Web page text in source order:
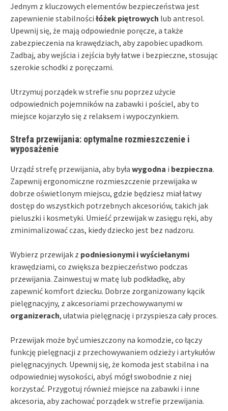
Jednym z kluczowych elementów bezpieczeństwa jest
zapewnienie stabilności łóżek piętrowych lub antresol.
Upewnij się, że mają odpowiednie poręcze, a także
zabezpieczenia na krawędziach, aby zapobiec upadkom.
Zadbaj, aby wejścia i zejścia były łatwe i bezpieczne, stosując
szerokie schodki z poręczami.
Utrzymuj porządek w strefie snu poprzez użycie
odpowiednich pojemników na zabawki i pościel, aby to
miejsce kojarzyło się z relaksem i wypoczynkiem.
Strefa przewijania: optymalne rozmieszczenie i
wyposażenie
Urządź strefę przewijania, aby była wygodna i bezpieczna.
Zapewnij ergonomiczne rozmieszczenie przewijaka w
dobrze oświetlonym miejscu, gdzie będziesz miał łatwy
dostęp do wszystkich potrzebnych akcesoriów, takich jak
pieluszki i kosmetyki. Umieść przewijak w zasięgu ręki, aby
zminimalizować czas, kiedy dziecko jest bez nadzoru.
Wybierz przewijak z podniesionymi i wyściełanymi
krawędziami, co zwiększa bezpieczeństwo podczas
przewijania. Zainwestuj w matę lub podkładkę, aby
zapewnić komfort dziecku. Dobrze zorganizowany kącik
pielęgnacyjny, z akcesoriami przechowywanymi w
organizerach, ułatwia pielęgnację i przyspiesza cały proces.
Przewijak może być umieszczony na komodzie, co łączy
funkcję pielęgnacji z przechowywaniem odzieży i artykułów
pielęgnacyjnych. Upewnij się, że komoda jest stabilna i na
odpowiedniej wysokości, abyś mógł swobodnie z niej
korzystać. Przygotuj również miejsce na zabawki i inne
akcesoria, aby zachować porządek w strefie przewijania.